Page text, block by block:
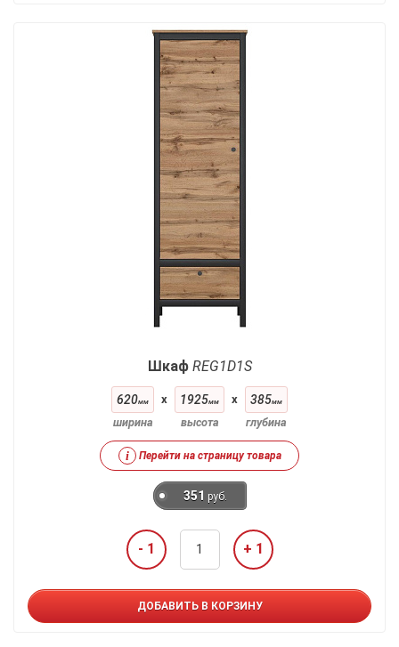
Шкаф REG1D1S
620мм
ширина
x 1925мм
высота
x 385мм
глубина
i Перейти на страницу товара
351 руб.
- 1 + 1
ДОБАВИТЬ В КОРЗИНУ